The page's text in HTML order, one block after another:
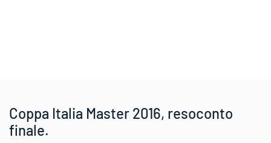
Coppa Italia Master 2016, resoconto
finale.